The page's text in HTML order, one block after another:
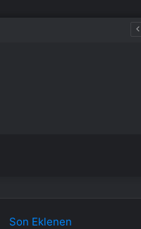
Son Eklenen